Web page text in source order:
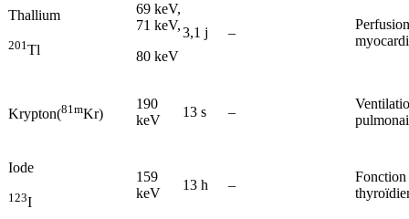
Thallium
201Tl
69 keV,
71 keV,
80 keV
3,1 j –
Perfusion
Krypton(81mKr)
190
keV
13 s –
Iode
123I
159
keV
13 h –
Fonction